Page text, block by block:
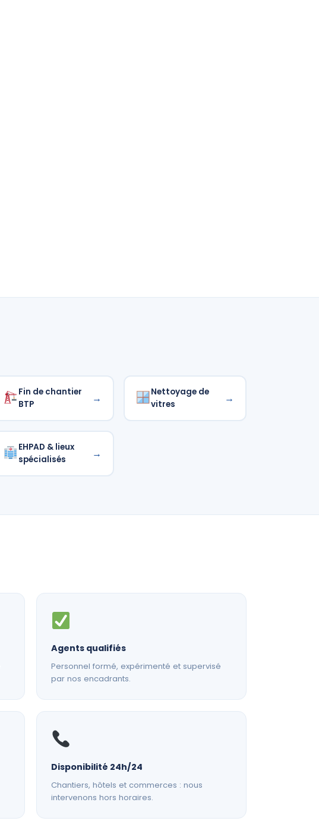
Fin de chantier
BTP
→
Nettoyage de
vitres
→
EHPAD & lieux
spécialisés
→
Agents qualifiés
Personnel formé, expérimenté et supervisé
par nos encadrants.
Disponibilité 24h/24
Chantiers, hôtels et commerces : nous
intervenons hors horaires.